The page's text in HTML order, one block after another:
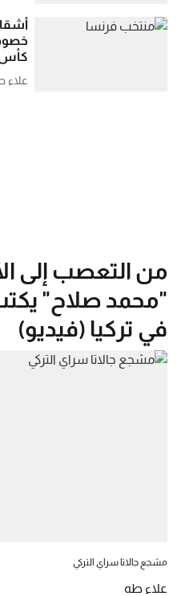
كأس
علاء
من التعصب إلى
"محمد صلاح"
في تركيا (فيديو)
مشجع جالاتا سراي التركي
علاء طه